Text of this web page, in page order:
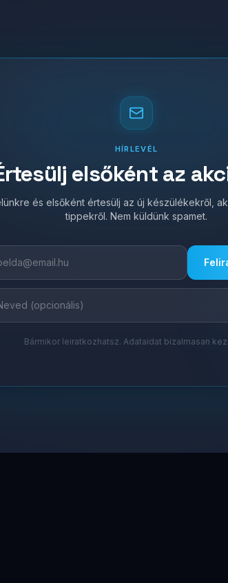
HÍRLEVÉL
elsőként az
és elsőként értesülj az új készülékekről,
tippekről. Nem küldünk spamet.
Bármikor leiratkozhatsz. Adataidat bizalmasan